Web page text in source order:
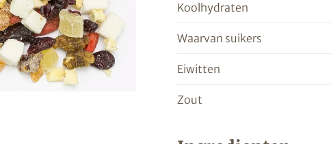
Koolhydraten
Waarvan suikers
Eiwitten
Zout